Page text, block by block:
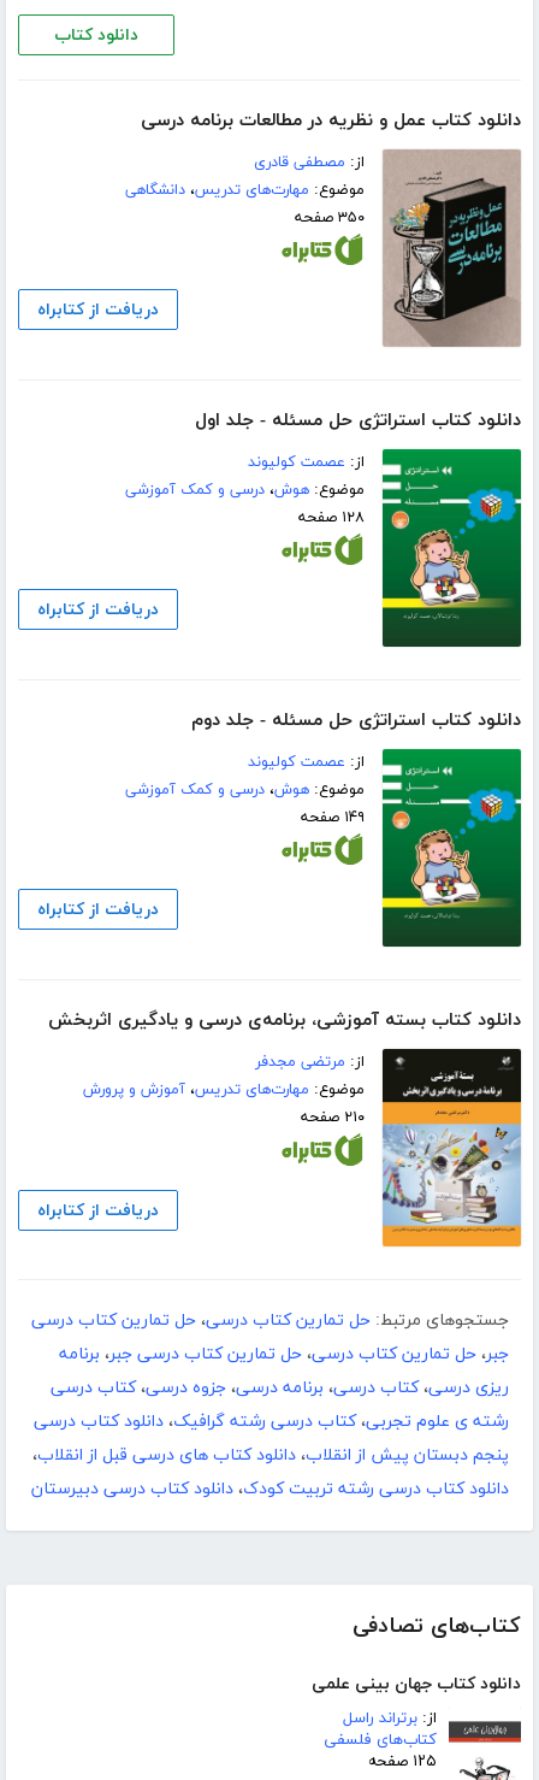
کتاب‌های تصادفی
دانلود کتاب جهان بینی علمی
از: برتراند راسل
کتاب‌های فلسفی
۱۲۵ صفحه
دانلود کتاب
دانلود کتاب عمل و نظریه در مطالعات برنامه درسی
از: مصطفی قادری
موضوع: مهارت‌های تدریس،دانشگاهی
۳۵۰ صفحه
دریافت از کتابراه
دانلود کتاب استراتژی حل مسئله - جلد اول
از: عصمت کولیوند
موضوع:هوش،درسی و کمک آموزشی
۱۲۸ صفحه
دریافت از کتابراه
دانلود کتاب استراتژی حل مسئله - جلد دوم
از: عصمت کولیوند
موضوع:هوش،درسی و کمک آموزشی
۱۴۹ صفحه
دریافت از کتابراه
دانلود کتاب بسته آموزشی، برنامه‌ی درسی و یادگیری اثربخش
از: مرتضی مجدفر
موضوع: مهارت‌های تدریس،آموزش و پرورش
۲۱۰ صفحه
دریافت از کتابراه
جستجوهای مرتبط: حل تمارین کتاب درسی، حل تمارین کتاب درسی
جبر، حل تمارین کتاب درسی، حل تمارین کتاب درسی جبر، برنامه
ریزی درسی،کتاب درسی، برنامه درسی، جزوه درسی،کتاب درسی
رشته ی علوم تجربی،کتاب درسی رشته گرافیک، دانلود کتاب درسی
پنجم دبستان پیش از انقلاب، دانلود کتاب های درسی قبل از انقلاب،
دانلود کتاب درسی رشته تربیت کودک، دانلود کتاب درسی دبیرستان